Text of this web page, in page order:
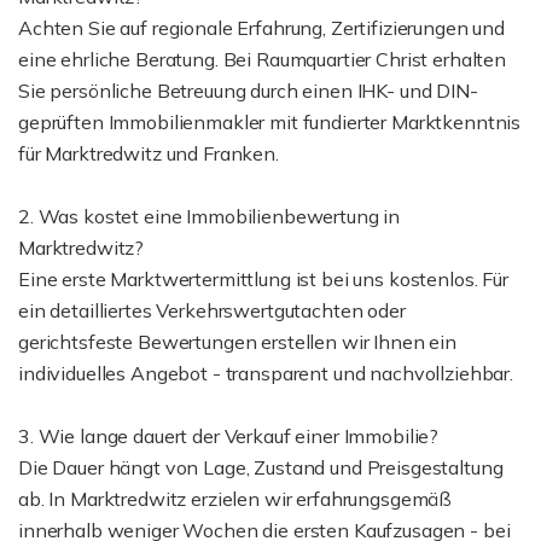
Achten Sie auf regionale Erfahrung, Zertifizierungen und
eine ehrliche Beratung. Bei Raumquartier Christ erhalten
Sie persönliche Betreuung durch einen IHK- und DIN-
geprüften Immobilienmakler mit fundierter Marktkenntnis
für Marktredwitz und Franken.
2. Was kostet eine Immobilienbewertung in
Marktredwitz?
Eine erste Marktwertermittlung ist bei uns kostenlos. Für
ein detailliertes Verkehrswertgutachten oder
gerichtsfeste Bewertungen erstellen wir Ihnen ein
individuelles Angebot - transparent und nachvollziehbar.
3. Wie lange dauert der Verkauf einer Immobilie?
Die Dauer hängt von Lage, Zustand und Preisgestaltung
ab. In Marktredwitz erzielen wir erfahrungsgemäß
innerhalb weniger Wochen die ersten Kaufzusagen - bei